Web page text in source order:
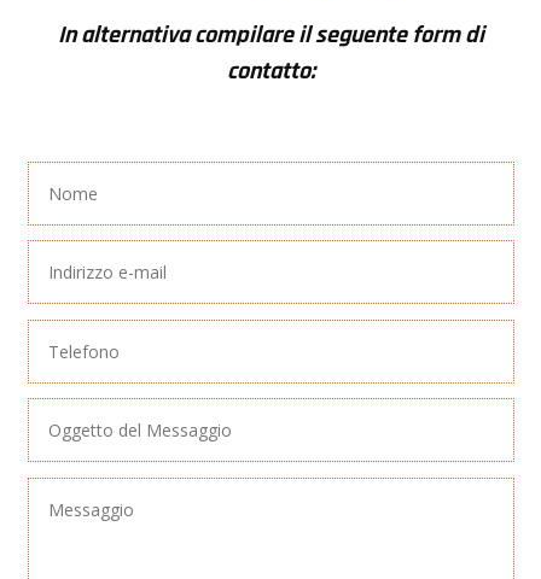
In alternativa compilare il seguente form di
contatto: